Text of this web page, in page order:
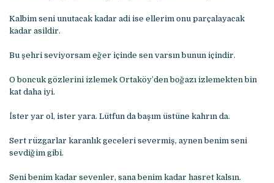
Kalbim seni unutacak kadar adi ise ellerim onu parçalayacak
kadar asildir.
Bu şehri seviyorsam eğer içinde sen varsın bunun içindir.
O boncuk gözlerini izlemek Ortaköy’den boğazı izlemekten bin
kat daha iyi.
İster yar ol, ister yara. Lütfun da başım üstüne kahrın da.
Sert rüzgarlar karanlık geceleri severmiş, aynen benim seni
sevdiğim gibi.
Seni benim kadar sevenler, sana benim kadar hasret kalsın.